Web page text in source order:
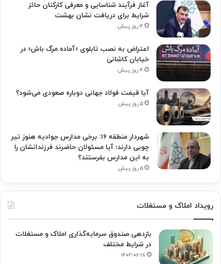
آغاز فرآیند شناسایی و معرفی کارکنان حائز
شرایط برای دریافت نشان بهشت
۴ روز پیش
اعتراض به نصب تابلوی «آماده مرگ باش» در
خیابان کاشانی
۴ روز پیش
آیا قیمت فولاد جهانی دوباره صعودی می‌شود؟
۵ روز پیش
شهردار منطقه ۱۶: برخی مدارس جوادیه هنوز تیر
چوبی دارند؛ آیا مسئولان حاضرند فرزندانشان را
به این مدارس بفرستند؟
۵ روز پیش
رویداد املاک و مستغلات
بازدهی صندوق سرمایه‌گذاری املاک و مستغلات
در شرایط مختلف
۱۴۰۲-۰۶-۱۸